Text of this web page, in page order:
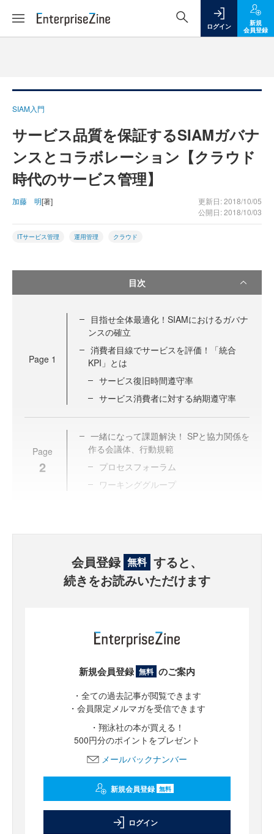
ログイン
新規
会員登録
SIAM入門
サービス品質を保証するSIAMガバナ
ンスとコラボレーション【クラウド
時代のサービス管理】
加藤 明[著]
更新日: 2018/10/05
公開日: 2018/10/03
ITサービス管理 運用管理 クラウド
目次
Page 1
目指せ全体最適化！SIAMにおけるガバナ
ンスの確立
消費者目線でサービスを評価！「統合
KPI」とは
サービス復旧時間遵守率
サービス消費者に対する納期遵守率
Page
2
一緒になって課題解決！ SPと協力関係を
作る会議体、行動規範
プロセスフォーラム
ワーキンググループ
会員登録 無料 すると、
続きをお読みいただけます
新規会員登録 無料 のご案内
・全ての過去記事が閲覧できます
・会員限定メルマガを受信できます
・翔泳社の本が買える！
500円分のポイントをプレゼント
メールバックナンバー
新規会員登録 無料
ログイン